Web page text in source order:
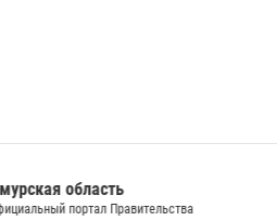
область
портал Правительства